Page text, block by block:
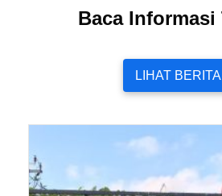
Baca Informasi
LIHAT BERITA